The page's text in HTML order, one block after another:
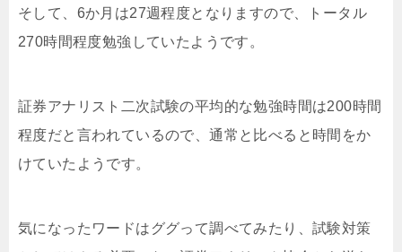
そして、6か月は27週程度となりますので、トータル
270時間程度勉強していたようです。
証券アナリスト二次試験の平均的な勉強時間は200時間
程度だと言われているので、通常と比べると時間をか
けていたようです。
気になったワードはググって調べてみたり、試験対策